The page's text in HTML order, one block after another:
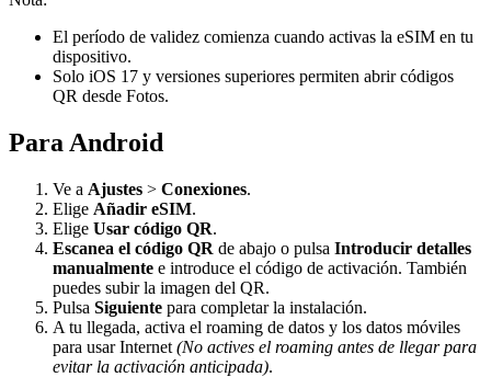
El período de validez comienza cuando activas la eSIM en tu
dispositivo.
Solo iOS 17 y versiones superiores permiten abrir códigos
QR desde Fotos.
Para Android
Ve a Ajustes > Conexiones.
Elige Añadir eSIM.
Elige Usar código QR.
Escanea el código QR de abajo o pulsa Introducir detalles
manualmente e introduce el código de activación. También
puedes subir la imagen del QR.
Pulsa Siguiente para completar la instalación.
A tu llegada, activa el roaming de datos y los datos móviles
para usar Internet (No actives el roaming antes de llegar para
evitar la activación anticipada).